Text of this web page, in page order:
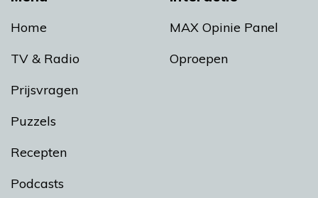
Home
TV & Radio
Prijsvragen
Puzzels
Recepten
Podcasts
MAX Opinie Panel
Oproepen